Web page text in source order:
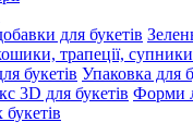
Упаковка для
Форми